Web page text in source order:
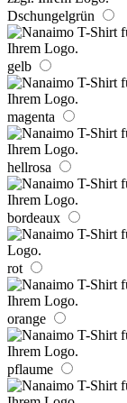
Dschungelgrün
gelb
magenta
hellrosa
bordeaux
rot
orange
pflaume